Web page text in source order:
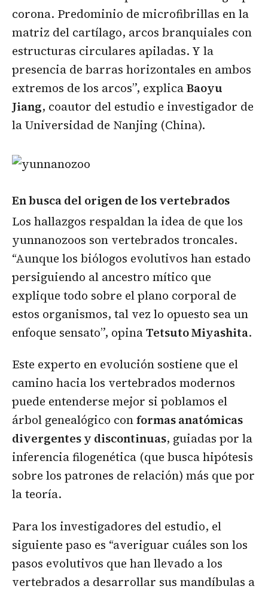
corona. Predominio de microfibrillas en la
matriz del cartílago, arcos branquiales con
estructuras circulares apiladas. Y la
presencia de barras horizontales en ambos
extremos de los arcos”, explicaBaoyu
Jiang, coautor del estudio e investigador de
la Universidad de Nanjing (China).
En busca del origen de los vertebrados
Los hallazgos respaldan la idea de que los
yunnanozoos son vertebrados troncales.
“Aunque los biólogos evolutivos han estado
persiguiendo al ancestro mítico que
explique todo sobre el plano corporal de
estos organismos, tal vez lo opuesto sea un
enfoque sensato”, opinaTetsuto Miyashita.
Este experto en evolución sostiene que el
camino hacia los vertebrados modernos
puede entenderse mejor si poblamos el
árbol genealógico conformas anatómicas
divergentes y discontinuas, guiadas por la
inferencia filogenética (que busca hipótesis
sobre los patrones de relación) más que por
la teoría.
Para los investigadores del estudio, el
siguiente paso es “averiguar cuáles son los
pasos evolutivos que han llevado a los
vertebrados a desarrollar sus mandíbulas a